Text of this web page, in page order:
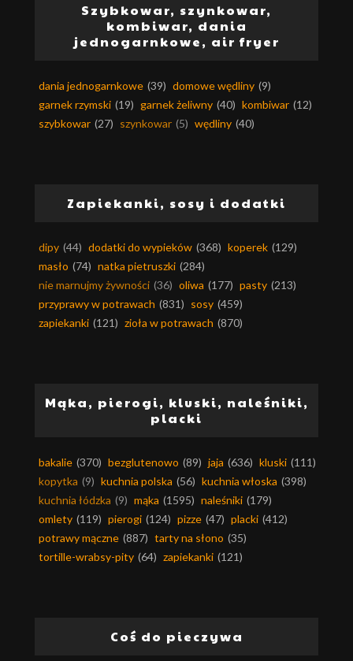
Szybkowar, szynkowar,
kombiwar, dania
jednogarnkowe, air fryer
dania jednogarnkowe (39) domowe wędliny (9)
garnek rzymski (19) garnek żeliwny (40) kombiwar (12)
szybkowar (27) szynkowar (5) wędliny (40)
Zapiekanki, sosy i dodatki
dipy (44) dodatki do wypieków (368) koperek (129)
masło (74) natka pietruszki (284)
nie marnujmy żywności (36) oliwa (177) pasty (213)
przyprawy w potrawach (831) sosy (459)
zapiekanki (121) zioła w potrawach (870)
Mąka, pierogi, kluski, naleśniki,
placki
bakalie (370) bezglutenowo (89) jaja (636) kluski (111)
kopytka (9) kuchnia polska (56) kuchnia włoska (398)
kuchnia łódzka (9) mąka (1595) naleśniki (179)
omlety (119) pierogi (124) pizze (47) placki (412)
potrawy mączne (887) tarty na słono (35)
tortille-wrabsy-pity (64) zapiekanki (121)
Coś do pieczywa